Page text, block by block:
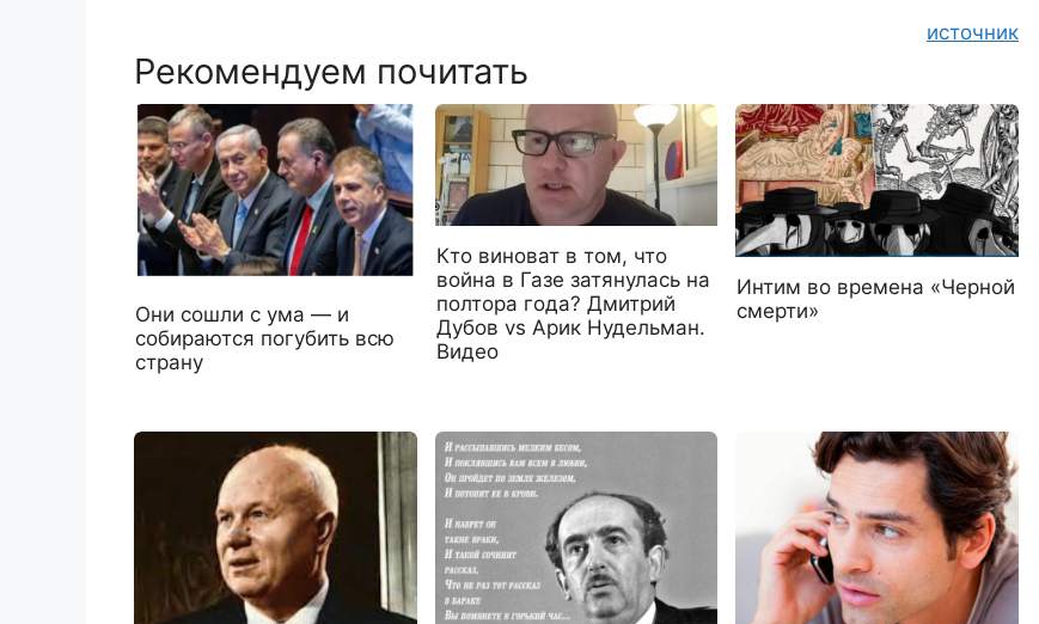
источник
Рекомендуем почитать
Они сошли с ума — и
собираются погубить всю
страну
Кто виноват в том, что
война в Газе затянулась на
полтора года? Дмитрий
Дубов vs Арик Нудельман.
Видео
Интим во времена «Черной
смерти»